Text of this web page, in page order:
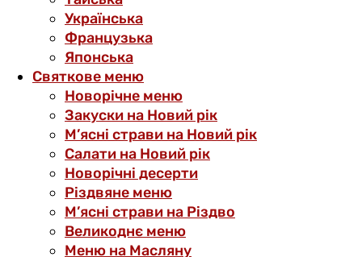
Українська
Французька
Японська
Святкове меню
Новорічне меню
Закуски на Новий рік
М’ясні страви на Новий рік
Салати на Новий рік
Новорічні десерти
Різдвяне меню
М’ясні страви на Різдво
Великоднє меню
Меню на Масляну